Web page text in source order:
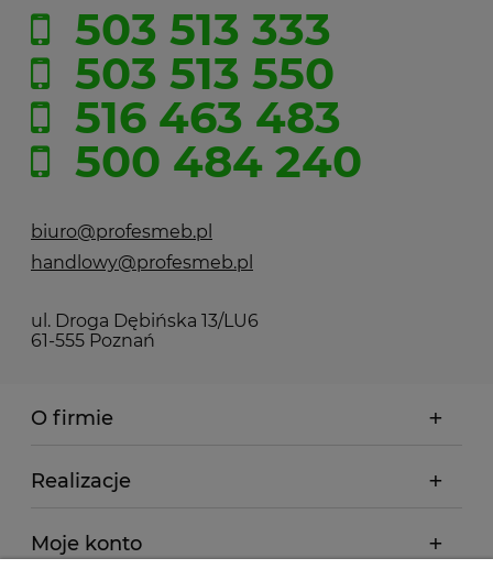
503 513 333
503 513 550
516 463 483
500 484 240
biuro@profesmeb.pl
handlowy@profesmeb.pl
ul. Droga Dębińska 13/LU6
61-555 Poznań
O firmie
Realizacje
Moje konto